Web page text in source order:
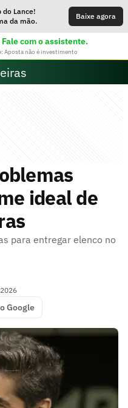
do Lance!
da mão.
Baixe agora
Fale com o assistente.
Aposta não é investimento
ideal de
para entregar elenco no
Google